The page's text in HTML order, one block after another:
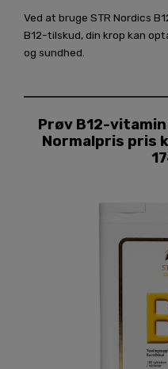
Ved at bruge STR Nordics
B12-tilskud, din krop kan
og sundhed.
Prøv B12-
Normalpris pris